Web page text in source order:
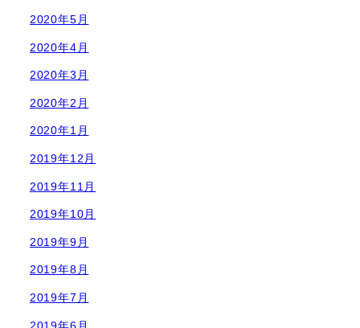
2020年5月
2020年4月
2020年3月
2020年2月
2020年1月
2019年12月
2019年11月
2019年10月
2019年9月
2019年8月
2019年7月
2019年6月